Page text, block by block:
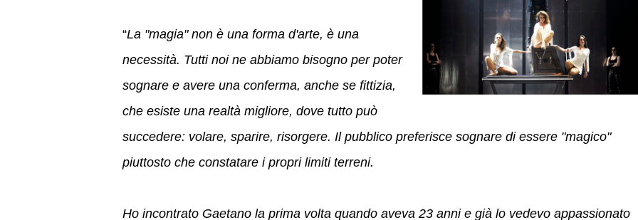
“La "magia" non è una forma d'arte, è una
necessità. Tutti noi ne abbiamo bisogno per poter
sognare e avere una conferma, anche se fittizia,
che esiste una realtà migliore, dove tutto può
succedere: volare, sparire, risorgere. Il pubblico preferisce sognare di essere "magico"
piuttosto che constatare i propri limiti terreni.
Ho incontrato Gaetano la prima volta quando aveva 23 anni e già lo vedevo appassionato